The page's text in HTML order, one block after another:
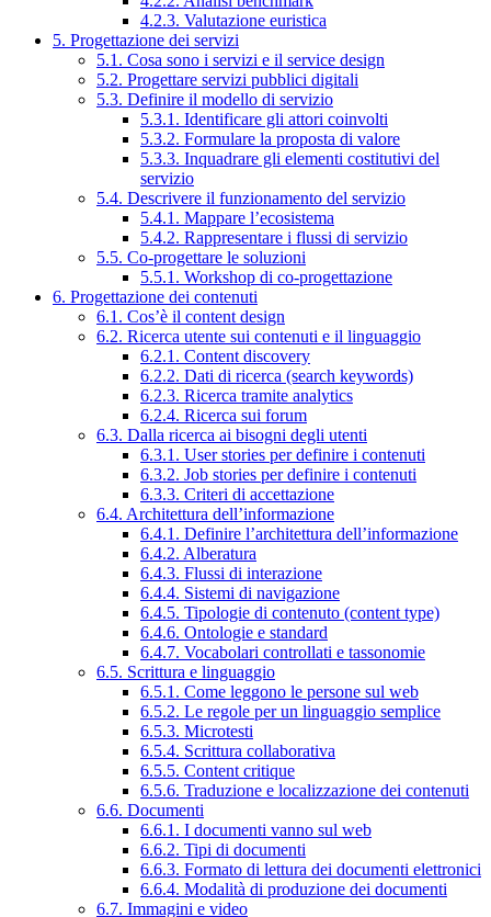
4.2.3. Valutazione euristica
5. Progettazione dei servizi
5.1. Cosa sono i servizi e il service design
5.2. Progettare servizi pubblici digitali
5.3. Definire il modello di servizio
5.3.1. Identificare gli attori coinvolti
5.3.2. Formulare la proposta di valore
5.3.3. Inquadrare gli elementi costitutivi del
servizio
5.4. Descrivere il funzionamento del servizio
5.4.1. Mappare l’ecosistema
5.4.2. Rappresentare i flussi di servizio
5.5. Co-progettare le soluzioni
5.5.1. Workshop di co-progettazione
6. Progettazione dei contenuti
6.1. Cos’è il content design
6.2. Ricerca utente sui contenuti e il linguaggio
6.2.1. Content discovery
6.2.2. Dati di ricerca (search keywords)
6.2.3. Ricerca tramite analytics
6.2.4. Ricerca sui forum
6.3. Dalla ricerca ai bisogni degli utenti
6.3.1. User stories per definire i contenuti
6.3.2. Job stories per definire i contenuti
6.3.3. Criteri di accettazione
6.4. Architettura dell’informazione
6.4.1. Definire l’architettura dell’informazione
6.4.2. Alberatura
6.4.3. Flussi di interazione
6.4.4. Sistemi di navigazione
6.4.5. Tipologie di contenuto (content type)
6.4.6. Ontologie e standard
6.4.7. Vocabolari controllati e tassonomie
6.5. Scrittura e linguaggio
6.5.1. Come leggono le persone sul web
6.5.2. Le regole per un linguaggio semplice
6.5.3. Microtesti
6.5.4. Scrittura collaborativa
6.5.5. Content critique
6.5.6. Traduzione e localizzazione dei contenuti
6.6. Documenti
6.6.1. I documenti vanno sul web
6.6.2. Tipi di documenti
6.6.3. Formato di lettura dei documenti elettronici
6.6.4. Modalità di produzione dei documenti
6.7. Immagini e video